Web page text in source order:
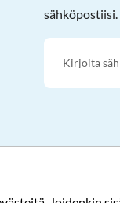
sähköpostiisi.